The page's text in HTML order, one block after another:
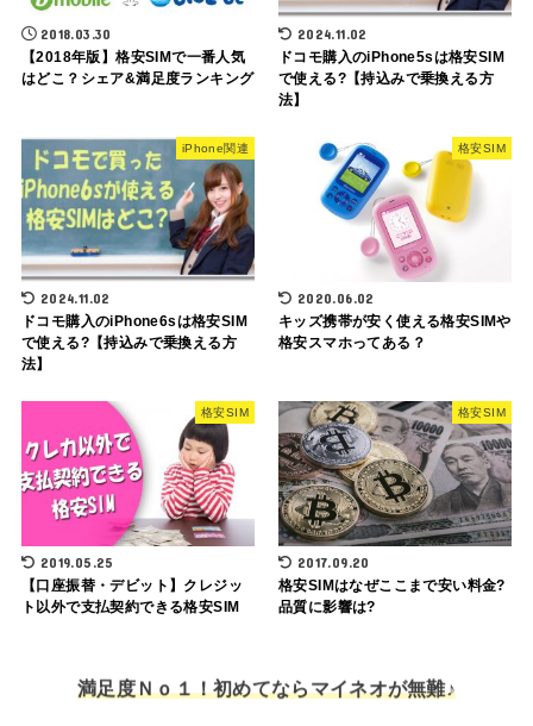
2018.03.30
【2018年版】格安SIMで一番人気
はどこ？シェア&満足度ランキング
2024.11.02
ドコモ購入のiPhone5sは格安SIM
で使える?【持込みで乗換える方
法】
iPhone関連
2024.11.02
ドコモ購入のiPhone6sは格安SIM
で使える?【持込みで乗換える方
法】
格安SIM
2020.06.02
キッズ携帯が安く使える格安SIMや
格安スマホってある？
格安SIM
2019.05.25
【口座振替・デビット】クレジッ
ト以外で支払契約できる格安SIM
格安SIM
2017.09.20
格安SIMはなぜここまで安い料金?
品質に影響は?
満足度Ｎｏ１！初めてならマイネオが無難♪